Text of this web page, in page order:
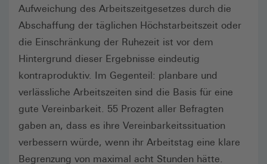
Aufweichung des Arbeitszeitgesetzes durch die
Abschaffung der täglichen Höchstarbeitszeit oder
die Einschränkung der Ruhezeit ist vor dem
Hintergrund dieser Ergebnisse eindeutig
kontraproduktiv. Im Gegenteil: planbare und
verlässliche Arbeitszeiten sind die Basis für eine
gute Vereinbarkeit. 55 Prozent aller Befragten
gaben an, dass es ihre Vereinbarkeitssituation
verbessern würde, wenn ihr Arbeitstag eine klare
Begrenzung von maximal acht Stunden hätte.